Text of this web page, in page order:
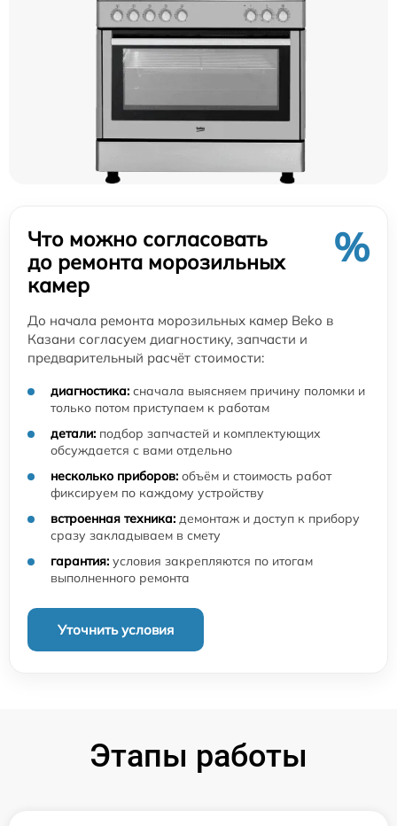
Что можно согласовать
до ремонта морозильных
камер
%
До начала ремонта морозильных камер Beko в
Казани согласуем диагностику, запчасти и
предварительный расчёт стоимости:
диагностика: сначала выясняем причину поломки и
только потом приступаем к работам
детали: подбор запчастей и комплектующих
обсуждается с вами отдельно
несколько приборов: объём и стоимость работ
фиксируем по каждому устройству
встроенная техника: демонтаж и доступ к прибору
сразу закладываем в смету
гарантия: условия закрепляются по итогам
выполненного ремонта
Уточнить условия
Этапы работы